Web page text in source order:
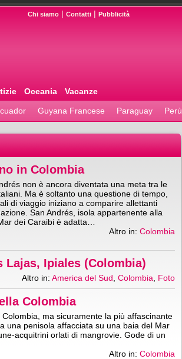
Chi siamo | Contatti | Pubblicità
Oceania Vacanze
Guyana Francese Paraguay Perù
in Colombia
non è ancora diventata una meta tra le
Ma è soltanto una questione di tempo,
di viaggio iniziano a comparire allettanti
San Andrés, isola appartenente alla
dei Caraibi è adatta…
Altro in: Colombia
Lajas, Ipiales (Colombia)
Altro in: America del Sud Colombia Foto
Colombia
ma sicuramente la più affascinante
una penisola affacciata su una baia del Mar
acquitrini orlati di mangrovie. Gode di un
Altro in: Colombia